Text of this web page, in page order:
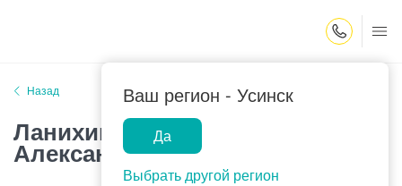
Ваш регион - Усинск
Да
Выбрать другой регион
Назад
Ланихина Елена
Александровна